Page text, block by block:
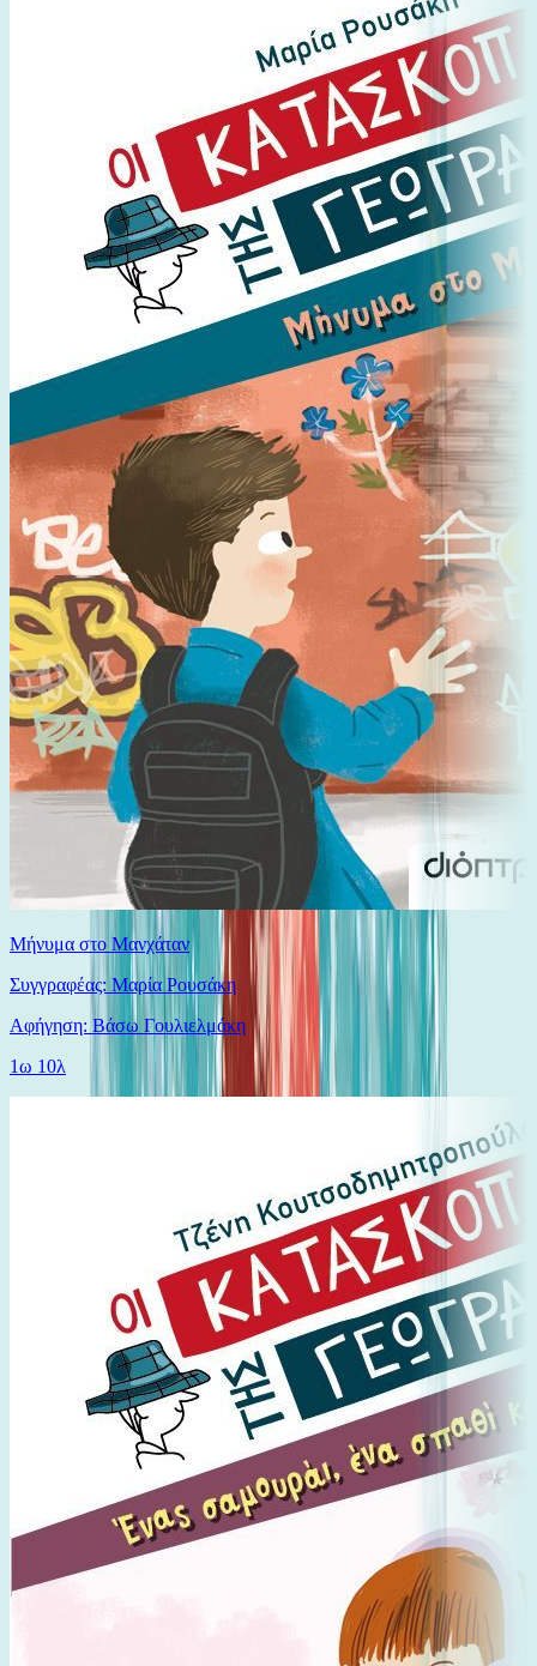
Μήνυμα στο Μανχάταν
Συγγραφέας: Μαρία Ρουσάκη
Αφήγηση: Βάσω Γουλιελμάκη
1ω 10λ